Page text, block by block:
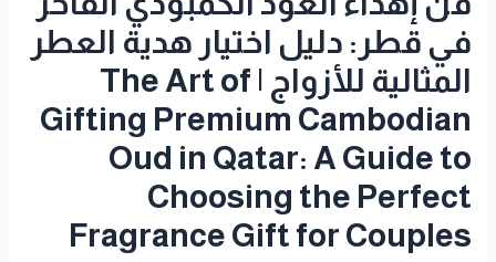
في قطر: دليل اختيار هدية العطر
المثالية للأزواج | The Art of
Gifting Premium Cambodian
Oud in Qatar: A Guide to
Choosing the Perfect
Fragrance Gift for Couples